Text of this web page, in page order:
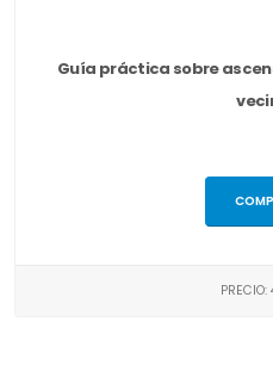
Guía práctica sobre